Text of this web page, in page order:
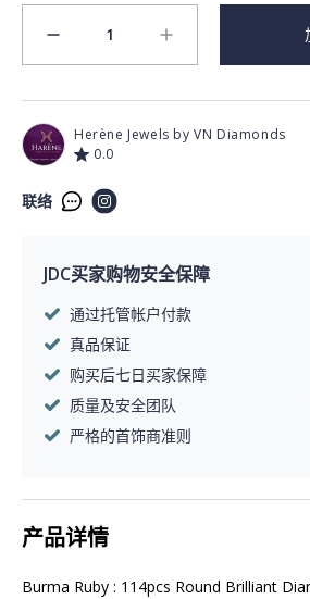
minus 1 plus
Herène Jewels by VN Diamonds
0.0
联络
JDC买家购物安全保障
通过托管帐户付款
真品保证
购买后七日买家保障
质量及安全团队
严格的首饰商准则
产品详情
Burma Ruby : 114pcs Round Brilliant